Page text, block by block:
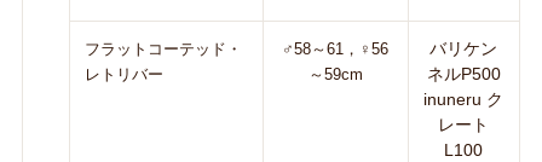
フラットコーテッド・
レトリバー
♂58～61，♀56
～59cm
バリケン
ネルP500
inuneru ク
レート
L100